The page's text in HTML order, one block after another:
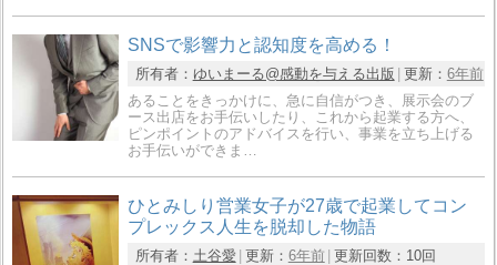
SNSで影響力と認知度を高める！
所有者： ゆいまーる@感動を与える出版 更新： 6年前
あることをきっかけに、急に自信がつき、展示会のブ
ース出店をお手伝いしたり、これから起業する方へ、
ピンポイントのアドバイスを行い、事業を立ち上げる
お手伝いができま…
ひとみしり営業女子が27歳で起業してコン
プレックス人生を脱却した物語
所有者： 土谷愛 更新： 6年前 更新回数： 10回